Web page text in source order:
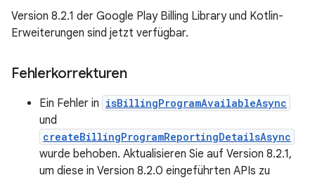
Version 8.2.1 der Google Play Billing Library und Kotlin-
Erweiterungen sind jetzt verfügbar.
Fehlerkorrekturen
Ein Fehler in isBillingProgramAvailableAsync
und
createBillingProgramReportingDetailsAsync
wurde behoben. Aktualisieren Sie auf Version 8.2.1,
um diese in Version 8.2.0 eingeführten APIs zu